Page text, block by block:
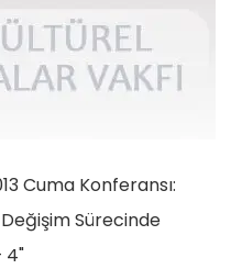
Cuma Konferansı:
Sürecinde
4"